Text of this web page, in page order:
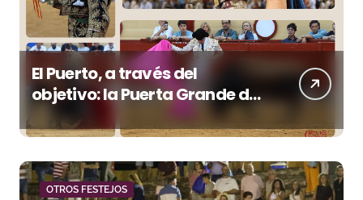
El Puerto, a través del
objetivo: la Puerta Grande de
Crespo y el aroma de
Morante
OTROS FESTEJOS